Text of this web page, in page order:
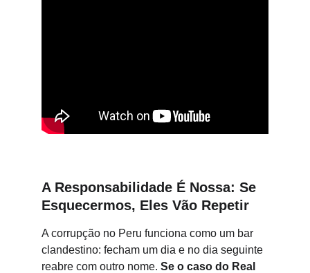
A Responsabilidade É Nossa: Se
Esquecermos, Eles Vão Repetir
A corrupção no Peru funciona como um bar
clandestino: fecham um dia e no dia seguinte
reabre com outro nome. Se o caso do Real